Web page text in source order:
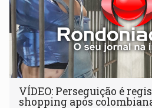
VÍDEO: Perseguição é
shopping após